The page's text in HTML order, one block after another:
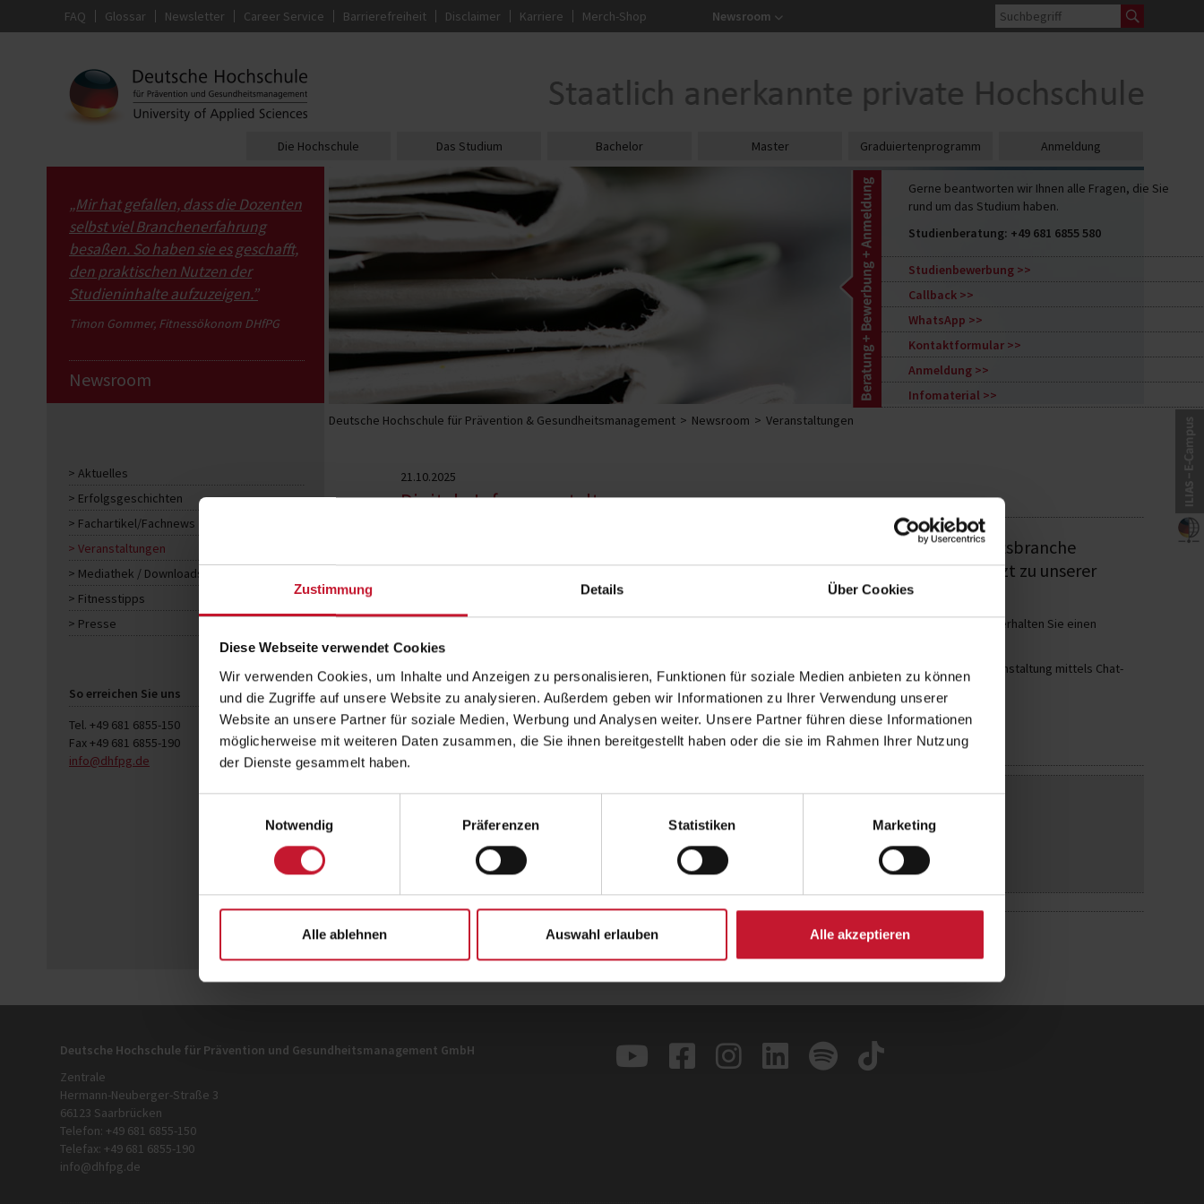
Zustimmung Details Über Cookies
Diese Webseite verwendet Cookies
Wir verwenden Cookies, um Inhalte und Anzeigen zu personalisieren, Funktionen für soziale Medien anbieten zu können
und die Zugriffe auf unsere Website zu analysieren. Außerdem geben wir Informationen zu Ihrer Verwendung unserer
Website an unsere Partner für soziale Medien, Werbung und Analysen weiter. Unsere Partner führen diese Informationen
möglicherweise mit weiteren Daten zusammen, die Sie ihnen bereitgestellt haben oder die sie im Rahmen Ihrer Nutzung
der Dienste gesammelt haben.
Notwendig
Präferenzen Statistiken Marketing
Alle ablehnen Auswahl erlauben Alle akzeptieren
Gerne beantworten wir Ihnen alle Fragen, die Sie
rund um das Studium haben.
Studienberatung: +49 681 6855 580
Studienbewerbung
Callback
WhatsApp
Kontaktformular
Anmeldung
Infomaterial
FAQ Glossar Newsletter Career Service Barrierefreiheit Disclaimer Karriere Merch-Shop Newsroom
Die Hochschule Das Studium Bachelor Master Graduiertenprogramm Anmeldung
„Mir hat gefallen, dass die Dozenten
selbst viel Branchenerfahrung
besaßen. So haben sie es geschafft,
den praktischen Nutzen der
Studieninhalte aufzuzeigen.”
Timon Gommer, Fitnessökonom DHfPG
Newsroom
Aktuelles
Erfolgsgeschichten
Fachartikel/Fachnews
Veranstaltungen
Mediathek / Downloads
Fitnesstipps
Presse
So erreichen Sie uns
Tel. +49 681 6855-150
Fax +49 681 6855-190
info@dhfpg.de
Deutsche Hochschule für Prävention & Gesundheitsmanagement Newsroom Veranstaltungen
21.10.2025
Digitale Infoveranstaltung
Sie interessieren sich für ein duales Bachelor- oder Master-Studium in der Zukunftsbranche
Prävention, Gesundheit, Fitness, Sport und Informatik? Dann melden Sie sich jetzt zu unserer
digitalen Infoveranstaltung an!
Angefangen beim Studiensystem, über den Studienverlauf bis hin zu den Studieninhalten und allgemeinen Infos erhalten Sie einen
Überblick zu allen wichtigen Themen rund um ein Studium an der DHfPG.
Alle Studieninteressierte können sich kostenfrei zur digitalen Infoveranstaltung anmelden und während der Veranstaltung mittels Chat-
Funktion individuelle Fragen stellen.
Die Infoveranstaltung dauert in der Regel 60 Minuten.
Fakten
21.10.2025, 17:00 Uhr
Anmeldung
Deutsche Hochschule für Prävention und Gesundheitsmanagement GmbH
Zentrale
Hermann-Neuberger-Straße 3
66123 Saarbrücken
Telefon: +49 681 6855-150
Telefax: +49 681 6855-190
info@dhfpg.de